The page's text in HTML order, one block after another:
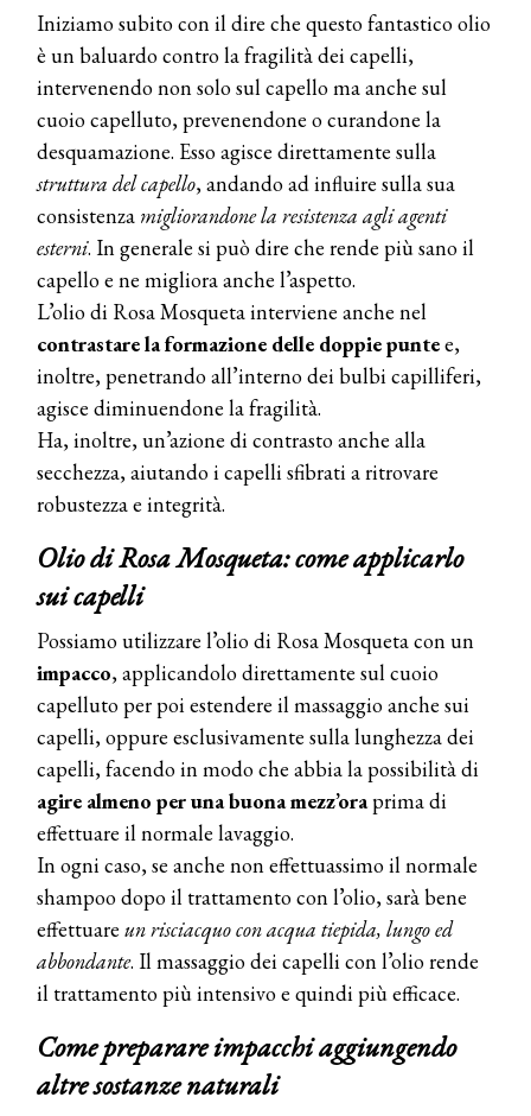
Iniziamo subito con il dire che questo fantastico olio
è un baluardo contro la fragilità dei capelli,
intervenendo non solo sul capello ma anche sul
cuoio capelluto, prevenendone o curandone la
desquamazione. Esso agisce direttamente sulla
struttura del capello, andando ad influire sulla sua
consistenza migliorandone la resistenza agli agenti
esterni. In generale si può dire che rende più sano il
capello e ne migliora anche l’aspetto.
L’olio di Rosa Mosqueta interviene anche nel
contrastare la formazione delle doppie puntee,
inoltre, penetrando all’interno dei bulbi capilliferi,
agisce diminuendone la fragilità.
Ha, inoltre, un’azione di contrasto anche alla
secchezza, aiutando i capelli sfibrati a ritrovare
robustezza e integrità.
Olio di Rosa Mosqueta: come applicarlo
sui capelli
Possiamo utilizzare l’olio di Rosa Mosqueta con un
impacco, applicandolo direttamente sul cuoio
capelluto per poi estendere il massaggio anche sui
capelli, oppure esclusivamente sulla lunghezza dei
capelli, facendo in modo che abbia la possibilità di
agire almeno per una buona mezz’oraprima di
effettuare il normale lavaggio.
In ogni caso, se anche non effettuassimo il normale
shampoo dopo il trattamento con l’olio, sarà bene
effettuare un risciacquo con acqua tiepida, lungo ed
abbondante. Il massaggio dei capelli con l’olio rende
il trattamento più intensivo e quindi più efficace.
Come preparare impacchi aggiungendo
altre sostanze naturali
COSMOPROF WORLDWIDE BOLOGNA
Cosmprof Worldwide Bologna
presenta THE BEAUTY &
TEMI
DYSON